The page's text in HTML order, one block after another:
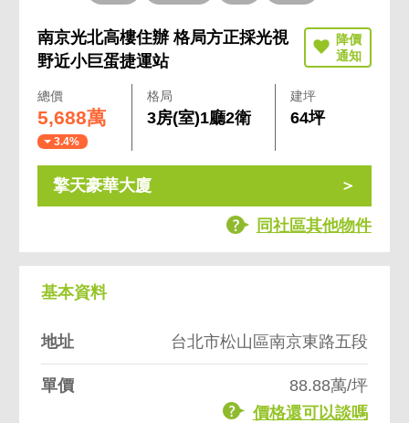
南京光北高樓住辦 格局方正採光視
野近小巨蛋捷運站
總價
5,688萬
3.4%
格局
3房(室)1廳2衛
建坪
64坪
擎天豪華大廈
同社區其他物件
基本資料
地址 台北市松山區南京東路五段
單價
88.88萬/坪
價格還可以談嗎